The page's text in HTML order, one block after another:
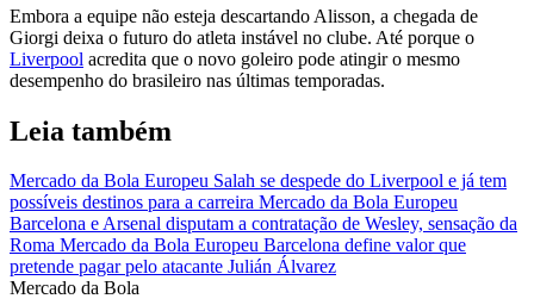
Embora a equipe não esteja descartando Alisson, a chegada de
Giorgi deixa o futuro do atleta instável no clube. Até porque o
Liverpool acredita que o novo goleiro pode atingir o mesmo
desempenho do brasileiro nas últimas temporadas.
Leia também
Mercado da Bola Europeu Salah se despede do Liverpool e já tem
possíveis destinos para a carreira Mercado da Bola Europeu
Barcelona e Arsenal disputam a contratação de Wesley, sensação da
Roma Mercado da Bola Europeu Barcelona define valor que
pretende pagar pelo atacante Julián Álvarez
Mercado da Bola